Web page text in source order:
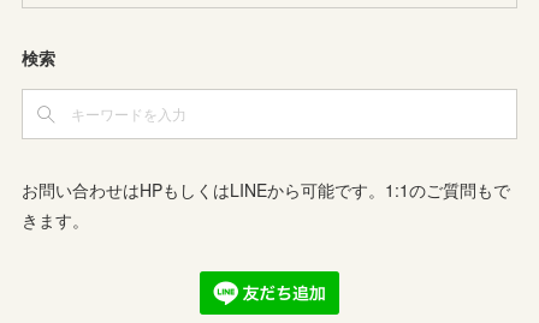
検索
お問い合わせはHPもしくはLINEから可能です。1:1のご質問もで
きます。